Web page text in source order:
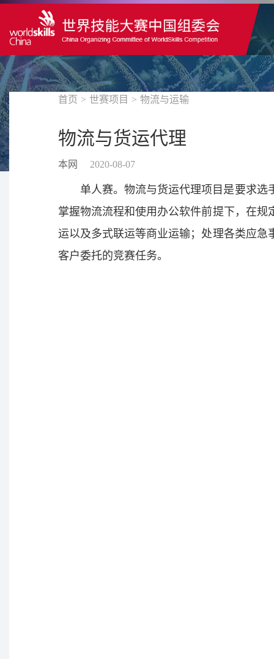
首页 > 世赛项目 > 物流与运输
物流与货运代理
本网 2020-08-07
单人赛。物流与货运代理项目是要求
掌握物流流程和使用办公软件前提下，在
运以及多式联运等商业运输；处理各类应
客户委托的竞赛任务。